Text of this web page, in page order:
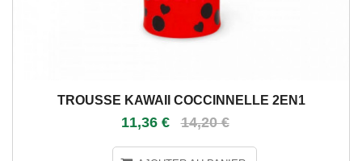
TROUSSE KAWAII COCCINNELLE 2EN1
11,36 € 14,20 €